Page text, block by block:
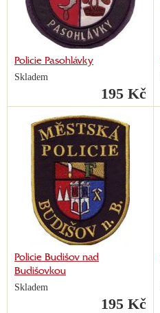
Policie Pasohlávky
Skladem
195 Kč
Policie Budišov nad
Budišovkou
Skladem
195 Kč